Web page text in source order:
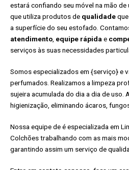
estará confiando seu móvel na mão de
que utiliza produtos de qualidade
a superfície do seu estofado.
atendimento equipe rápida e
serviços às suas necessidades
Somos especializados em {serviço} e
perfumados. Realizamos a limpeza
sujeira acumulada do dia a dia de uso.
higienização, eliminando ácaros,
Nossa equipe de é especializada em
Colchões trabalhando com as mais
garantindo assim um serviço de